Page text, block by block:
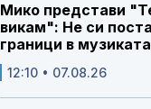
Мико представи
викам": Не си
граници в музиката
12:10 • 07.08.26